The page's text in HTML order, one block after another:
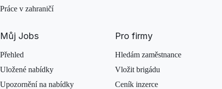
Práce v zahraničí
Můj Jobs
Přehled
Uložené nabídky
Upozornění na nabídky
Pro firmy
Hledám zaměstnance
Vložit brigádu
Ceník inzerce